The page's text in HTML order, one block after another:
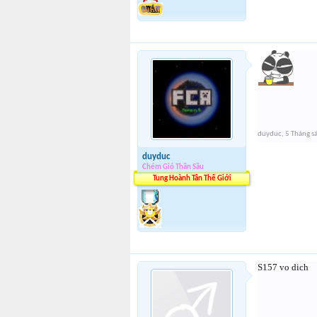
duyduc
Chém Gió Thần Sầu
Tung Hoành Tân Thế Giới
duyduc, 5 Tháng
S157 vo dich